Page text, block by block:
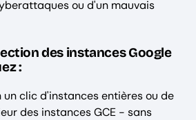
ou d'un mauvais
des instances Google
:
un clic d'instances entières ou de
des instances GCE - sans